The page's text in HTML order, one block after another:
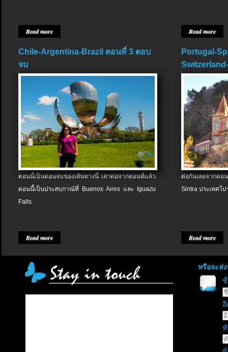
Read more Read more
Chile-Argentina-Brazil ตอนที่ 3 ตอบ
จบ
ตอนนี้เป็นตอนจบของเส้นทางนี้ เล่าต่อจากตอนที่แล้ว
ตอนนี้เป็นประสบกาณ์ที่ Buenos Aires และ Iguazu
Falls
Read more
Portugal-
ต่อกันเลยจากต
Sintra ประเทศโป
Read more
หรือจะส่
อี
หั